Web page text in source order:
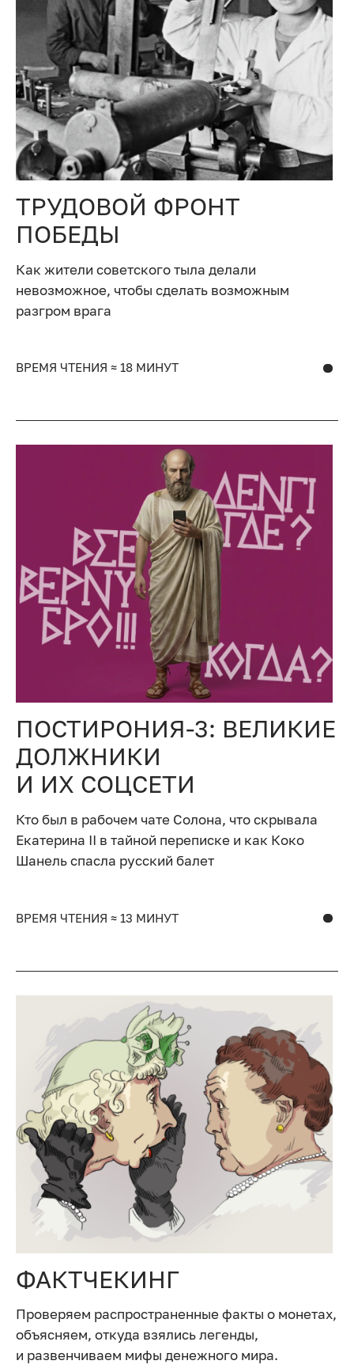
ТРУДОВОЙ ФРОНТ
ПОБЕДЫ
Как жители советского тыла делали
невозможное, чтобы сделать возможным
разгром врага
ВРЕМЯ ЧТЕНИЯ ≈ 18 МИНУТ
ПОСТИРОНИЯ-3: ВЕЛИКИЕ
ДОЛЖНИКИ
И ИХ СОЦСЕТИ
Кто был в рабочем чате Солона, что скрывала
Екатерина II в тайной переписке и как Коко
Шанель спасла русский балет
ВРЕМЯ ЧТЕНИЯ ≈ 13 МИНУТ
ФАКТЧЕКИНГ
Проверяем распространенные факты о монетах,
объясняем, откуда взялись легенды,
и развенчиваем мифы денежного мира.